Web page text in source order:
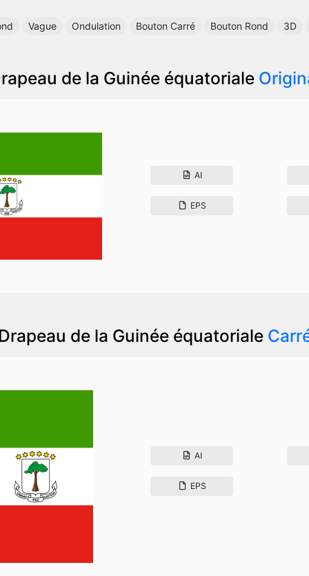
Vague Ondulation Bouton Carré Bouton Rond 3D
de la Guinée équatoriale
AI
EPS
de la Guinée équatoriale
AI
EPS